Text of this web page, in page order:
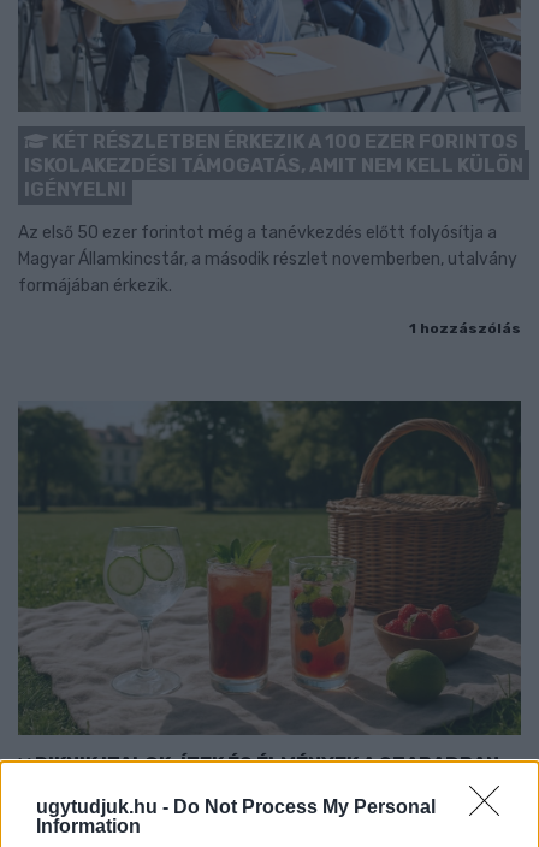
ugytudjuk.hu - Do Not Process My Personal
Information
KÉT RÉSZLETBEN ÉRKEZIK A 100 EZER FORINTOS
ISKOLAKEZDÉSI TÁMOGATÁS, AMIT NEM KELL KÜLÖN
IGÉNYELNI
Az első 50 ezer forintot még a tanévkezdés előtt folyósítja a
Magyar Államkincstár, a második részlet novemberben, utalvány
formájában érkezik.
1 hozzászólás
PIKNIK ITALOK: ÍZEK ÉS ÉLMÉNYEK A SZABADBAN
Ahogy tavaszodik és a nap egyre tovább marad velünk, sokaknak
támad kedve kirándulni a természetbe.